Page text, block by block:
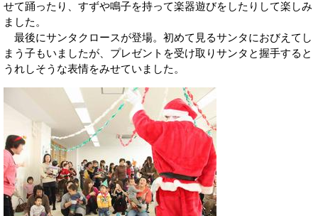
せて踊ったり、すずや鳴子を持って楽器遊びをしたりして楽しみ
ました。
最後にサンタクロースが登場。初めて見るサンタにおびえてし
まう子もいましたが、プレゼントを受け取りサンタと握手すると
うれしそうな表情をみせていました。